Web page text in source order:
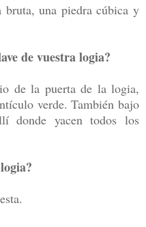
bruta, una piedra cúbica y
de vuestra logia?
de la puerta de la logia,
verde. También bajo
donde yacen todos los